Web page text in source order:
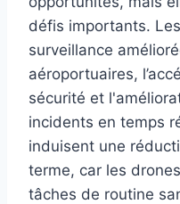
défis importants.
surveillance
aéroportuaires,
sécurité et
incidents en temps
induisent une
terme, car les
tâches de routine